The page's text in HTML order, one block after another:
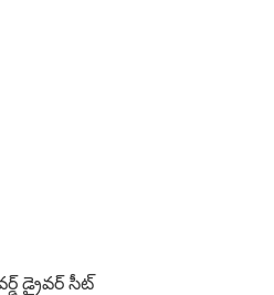
డ్రైవర్ సీట్